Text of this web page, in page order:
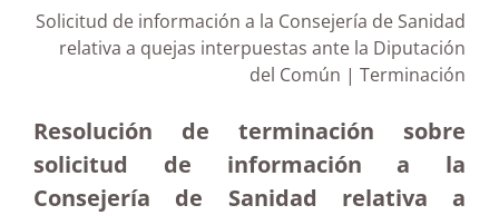
Solicitud de información a la Consejería de Sanidad
relativa a quejas interpuestas ante la Diputación
del Común | Terminación
Resolución de terminación sobre
solicitud de información a la
Consejería de Sanidad relativa a